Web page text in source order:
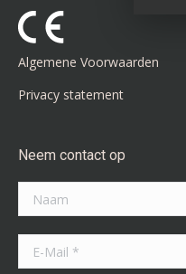
newnew
Algemene Voorwaarden
Privacy statement
Neem contact op